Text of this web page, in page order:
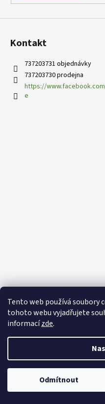
Tento web používá soubory
tohoto webu vyjadřujete
informacízde.
Odmítnout
Kontakt
737203731 objednávky
737203730 prodejna
https://
e